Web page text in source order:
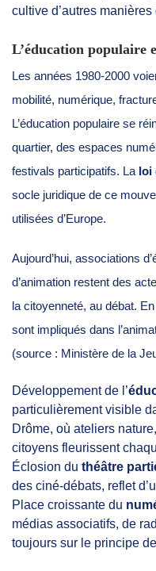
cultive d’autres manières
L’éducation populaire
Les années 1980-2000
mobilité, numérique,
L’éducation populaire se
quartier, des espaces
festivals participatifs. La loi
socle juridique de ce
utilisées d’Europe.
Aujourd’hui, associations
d’animation restent des
la citoyenneté, au débat.
sont impliqués dans
(source : Ministère de la
Développement de l’
particulièrement visible
Drôme, où ateliers
citoyens fleurissent
Éclosion du théâtre
des ciné-débats, reflet
Place croissante du
médias associatifs, de
toujours sur le principe